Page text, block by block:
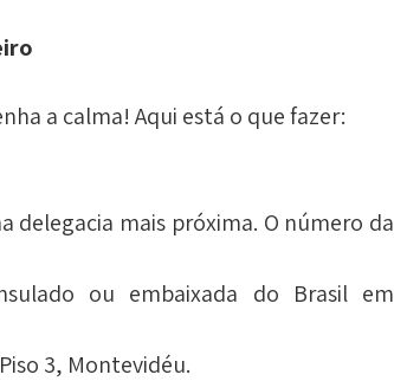
a calma! Aqui está o que fazer:
delegacia mais próxima. O número da
ou embaixada do Brasil em
3, Montevidéu.